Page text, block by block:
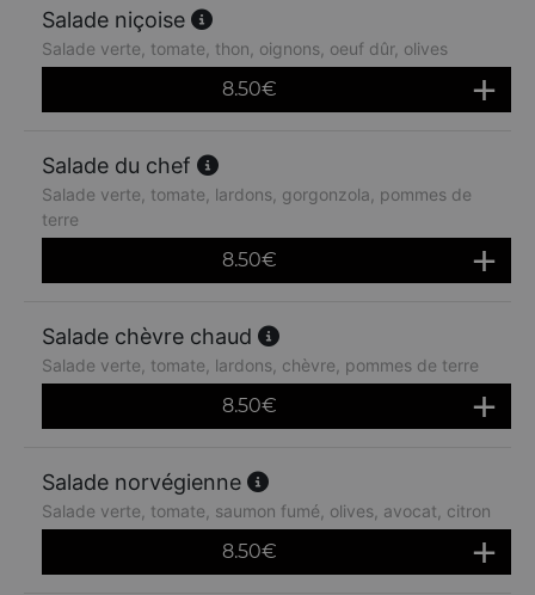
Salade niçoise
Salade verte, tomate, thon, oignons, oeuf dûr, olives
8.50€
Salade du chef
Salade verte, tomate, lardons, gorgonzola, pommes de
terre
8.50€
Salade chèvre chaud
Salade verte, tomate, lardons, chèvre, pommes de terre
8.50€
Salade norvégienne
Salade verte, tomate, saumon fumé, olives, avocat, citron
8.50€